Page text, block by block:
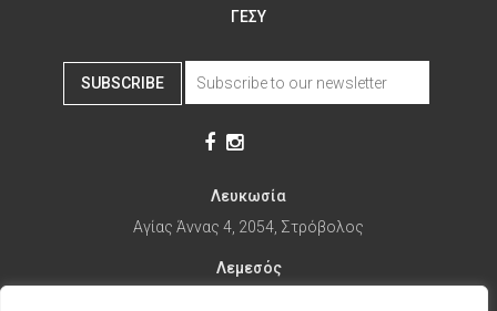
ΓΕΣΥ
SUBSCRIBE
Λευκωσία
Αγίας Άννας 4, 2054, Στρόβολος
Λεμεσός